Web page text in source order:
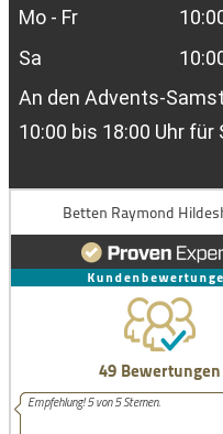
Mo - Fr
Sa
An den Advents-
10:00 bis 18:00 Uhr für